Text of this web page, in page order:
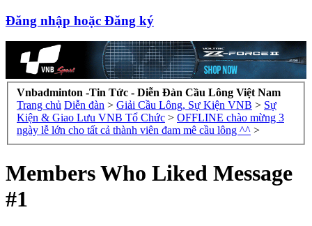
Đăng nhập hoặc Đăng ký
Vnbadminton -Tin Tức - Diễn Đàn Cầu Lông Việt Nam
Trang chủ Diễn đàn > Giải Cầu Lông, Sự Kiện VNB > Sự
Kiện & Giao Lưu VNB Tổ Chức > OFFLINE chào mừng 3
ngày lễ lớn cho tất cả thành viên đam mê cầu lông ^^ >
Members Who Liked Message
#1